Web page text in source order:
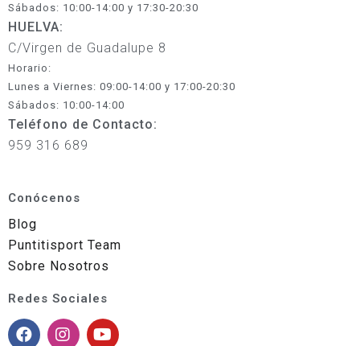
Sábados: 10:00-14:00 y 17:30-20:30
HUELVA:
C/Virgen de Guadalupe 8
Horario:
Lunes a Viernes: 09:00-14:00 y 17:00-20:30
Sábados: 10:00-14:00
Teléfono de Contacto:
959 316 689
Conócenos
Blog
Puntitisport Team
Sobre Nosotros
Redes Sociales